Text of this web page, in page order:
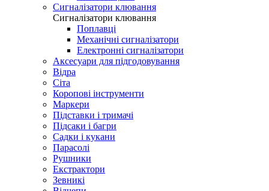
Сигналізатори клювання
Сигналізатори клювання
Поплавці
Механічні сигналізатори
Електронні сигналізатори
Аксесуари для підгодовування
Відра
Сіта
Коропові інструменти
Маркери
Підставки і тримачі
Підсаки і багри
Садки і кукани
Парасолі
Рушники
Екстрактори
Зевникі